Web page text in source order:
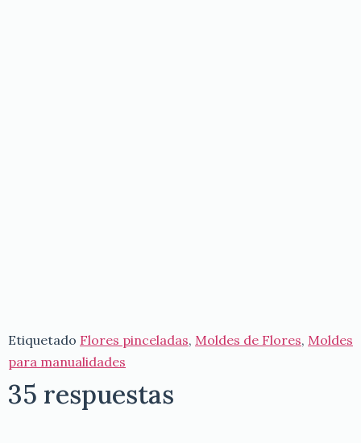
Etiquetado Flores pinceladas, Moldes de Flores, Moldes
para manualidades
35 respuestas